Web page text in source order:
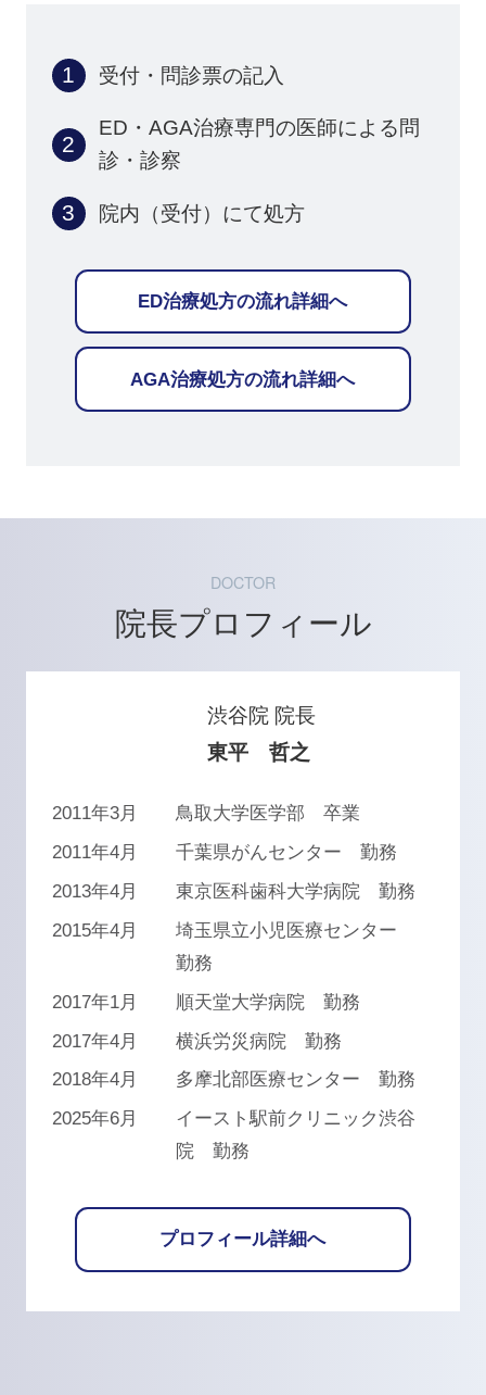
受付・問診票の記入
ED・AGA治療専門の医師による問
診・診察
院内（受付）にて処方
ED治療処方の流れ詳細へ
AGA治療処方の流れ詳細へ
DOCTOR
院長プロフィール
渋谷院 院長
東平 哲之
2011年3月
鳥取大学医学部 卒業
2011年4月
千葉県がんセンター 勤務
2013年4月
東京医科歯科大学病院 勤務
2015年4月
埼玉県立小児医療センター
勤務
2017年1月
順天堂大学病院 勤務
2017年4月
横浜労災病院 勤務
2018年4月
多摩北部医療センター 勤務
2025年6月
イースト駅前クリニック渋谷
院 勤務
プロフィール詳細へ